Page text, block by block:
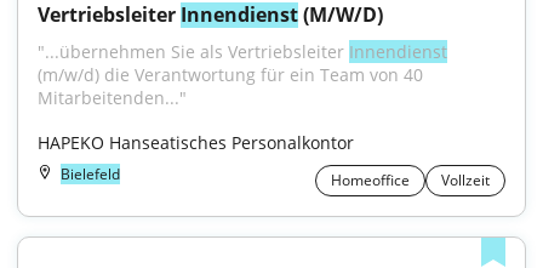
Vertriebsleiter Innendienst (M/W/D)
"...übernehmen Sie als Vertriebsleiter Innendienst
(m/w/d) die Verantwortung für ein Team von 40
Mitarbeitenden..."
HAPEKO Hanseatisches Personalkontor
Bielefeld Homeoffice Vollzeit